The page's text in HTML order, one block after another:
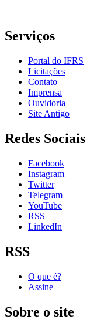
Serviços
Portal do IFRS
Licitações
Contato
Imprensa
Ouvidoria
Site Antigo
Redes Sociais
Facebook
Instagram
Twitter
Telegram
YouTube
RSS
LinkedIn
RSS
O que é?
Assine
Sobre o site